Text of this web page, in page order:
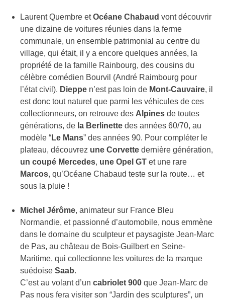
Laurent Quembre etOcéane Chabaud vont découvrir
une dizaine de voitures réunies dans la ferme
communale, un ensemble patrimonial au centre du
village, qui était, il y a encore quelques années, la
propriété de la famille Rainbourg, des cousins du
célèbre comédien Bourvil (André Raimbourg pour
l’état civil). Dieppe n’est pas loin de Mont-Cauvaire, il
est donc tout naturel que parmi les véhicules de ces
collectionneurs, on retrouve des Alpines de toutes
générations, de la Berlinette des années 60/70, au
modèle “Le Mans” des années 90. Pour compléter le
plateau, découvrez une Corvette dernière génération,
un coupé Mercedes, une Opel GT et une rare
Marcos, qu’Océane Chabaud teste sur la route… et
sous la pluie !
Michel Jérôme, animateur sur France Bleu
Normandie, et passionné d’automobile, nous emmène
dans le domaine du sculpteur et paysagiste Jean-Marc
de Pas, au château de Bois-Guilbert en Seine-
Maritime, qui collectionne les voitures de la marque
suédoise Saab.
C’est au volant d’un cabriolet 900 que Jean-Marc de
Pas nous fera visiter son “Jardin des sculptures”, un